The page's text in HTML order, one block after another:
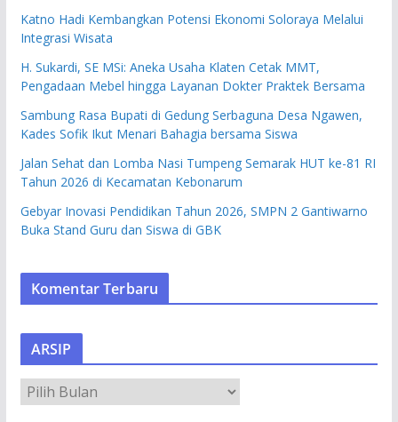
Katno Hadi Kembangkan Potensi Ekonomi Soloraya Melalui
Integrasi Wisata
H. Sukardi, SE MSi: Aneka Usaha Klaten Cetak MMT,
Pengadaan Mebel hingga Layanan Dokter Praktek Bersama
Sambung Rasa Bupati di Gedung Serbaguna Desa Ngawen,
Kades Sofik Ikut Menari Bahagia bersama Siswa
Jalan Sehat dan Lomba Nasi Tumpeng Semarak HUT ke-81 RI
Tahun 2026 di Kecamatan Kebonarum
Gebyar Inovasi Pendidikan Tahun 2026, SMPN 2 Gantiwarno
Buka Stand Guru dan Siswa di GBK
Komentar Terbaru
ARSIP
R